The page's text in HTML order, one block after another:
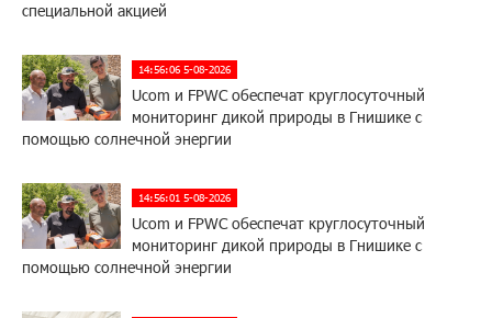
специальной акцией
14:56:06 5-08-2026
Ucom и FPWC обеспечат круглосуточный
мониторинг дикой природы в Гнишике с
помощью солнечной энергии
14:56:01 5-08-2026
Ucom и FPWC обеспечат круглосуточный
мониторинг дикой природы в Гнишике с
помощью солнечной энергии